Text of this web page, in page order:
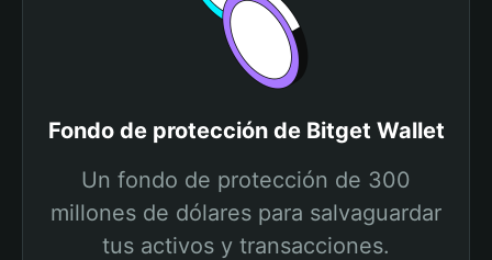
Fondo de protección de Bitget Wallet
Un fondo de protección de 300
millones de dólares para salvaguardar
tus activos y transacciones.